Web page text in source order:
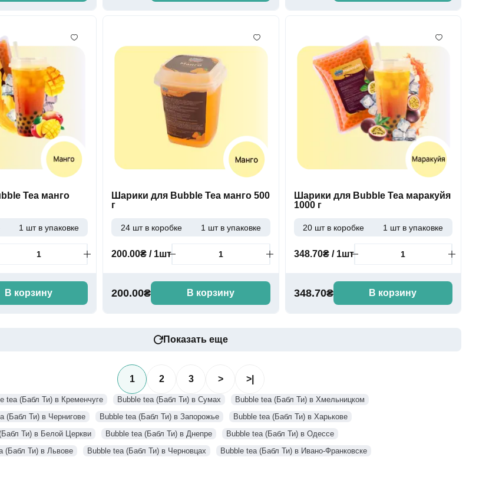
Tea манго
1 шт в упаковке
В корзину
Шарики для Bubble Tea манго 500
г
24 шт в коробке 1 шт в упаковке
200.00₴ / 1шт
200.00₴ В корзину
Шарики для Bubble Tea маракуйя
1000 г
20 шт в коробке 1 шт в упаковке
348.70₴ / 1шт
348.70₴ В корзину
Показать еще
1 2 3 > >|
tea (Бабл Ти) в Кременчуге Bubble tea (Бабл Ти) в Сумах
Bubble tea (Бабл Ти) в Хмельницком
(Бабл Ти) в Чернигове Bubble tea (Бабл Ти) в Запорожье
Bubble tea (Бабл Ти) в Харькове
Ти) в Белой Церкви Bubble tea (Бабл Ти) в Днепре
Bubble tea (Бабл Ти) в Одессе
(Бабл Ти) в Львове Bubble tea (Бабл Ти) в Черновцах Bubble tea (Бабл Ти) в Ивано-Франковске